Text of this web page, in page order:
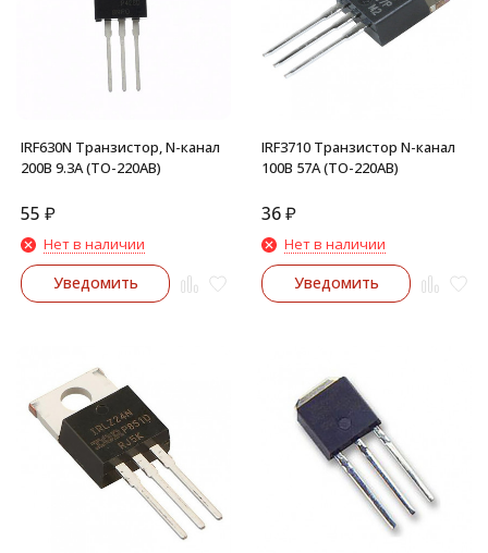
IRF630N Транзистор, N-канал
200В 9.3А (TO-220AB)
55 ₽
Нет в наличии
Уведомить
IRF3710 Транзистор N-канал
100В 57А (TO-220AB)
36₽
Нет в наличии
Уведомить